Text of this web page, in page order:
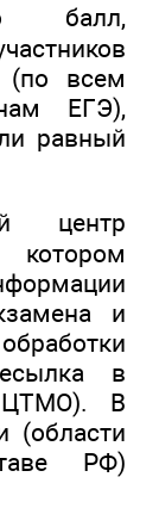
балл,
(по всем
ЕГЭ),
равный
центр
котором
и
в
ЦТМО). В
(области
РФ)